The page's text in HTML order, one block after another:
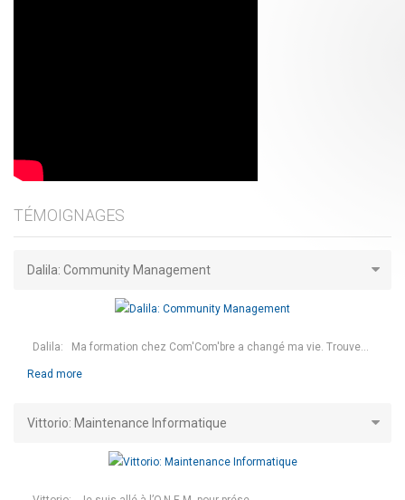
TÉMOIGNAGES
Dalila: Community Management
Dalila: Ma formation chez Com'Com'bre a changé ma vie. Trouve...
Read more
Vittorio: Maintenance Informatique